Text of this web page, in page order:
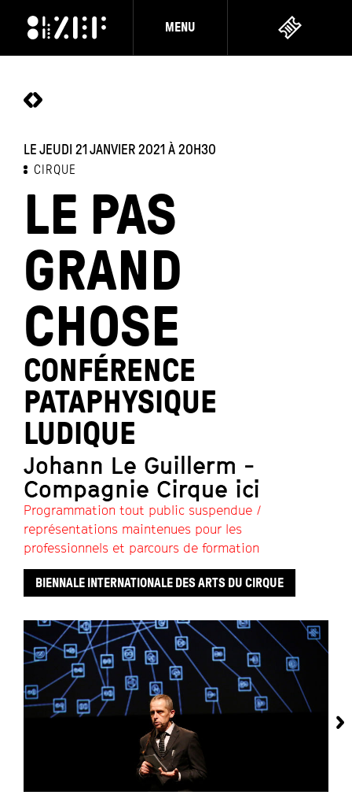
MENU
LE JEUDI 21 JANVIER 2021 À 20H30
CIRQUE
LE PAS
GRAND
CHOSE
CONFÉRENCE
PATAPHYSIQUE
LUDIQUE
Johann Le Guillerm -
Compagnie Cirque ici
Programmation tout public suspendue /
représentations maintenues pour les
professionnels et parcours de formation
BIENNALE INTERNATIONALE DES ARTS DU CIRQUE